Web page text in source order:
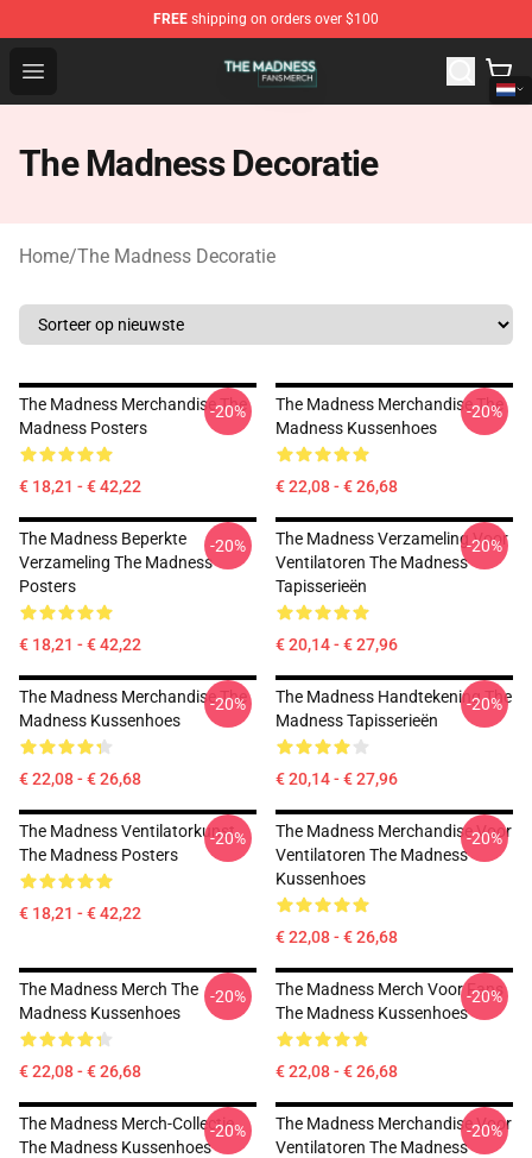
FREE shipping on orders over $100
Open menu
The Madness Shop - Official The Madness Merchandise
The Madness Decoratie
Home/The Madness Decoratie
The Madness Merchandise The
Madness Posters
€ 18,21 - € 42,22
-20%
The Madness Merchandise The
Madness Kussenhoes
€ 22,08 - € 26,68
-20%
The Madness Beperkte
Verzameling The Madness
Posters
€ 18,21 - € 42,22
-20%
The Madness Verzameling Voor
Ventilatoren The Madness
Tapisserieën
€ 20,14 - € 27,96
-20%
The Madness Merchandise The
Madness Kussenhoes
€ 22,08 - € 26,68
-20%
The Madness Handtekening The
Madness Tapisserieën
€ 20,14 - € 27,96
-20%
The Madness Ventilatorkunst
The Madness Posters
€ 18,21 - € 42,22
-20%
The Madness Merchandise Voor
Ventilatoren The Madness
Kussenhoes
€ 22,08 - € 26,68
-20%
The Madness Merch The
Madness Kussenhoes
€ 22,08 - € 26,68
-20%
The Madness Merch Voor Fans
The Madness Kussenhoes
€ 22,08 - € 26,68
-20%
The Madness Merch-Collectie
The Madness Kussenhoes
-20%
The Madness Merchandise Voor
Ventilatoren The Madness
-20%